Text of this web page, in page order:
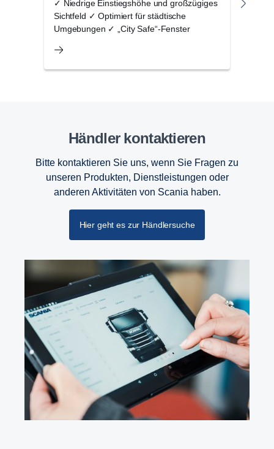
✓ Niedrige Einstiegshöhe und großzügiges
Sichtfeld ✓ Optimiert für städtische
Umgebungen ✓ „City Safe“-Fenster
Händler kontak­tieren
Bitte kontaktieren Sie uns, wenn Sie Fragen zu
unseren Produkten, Dienstleistungen oder
anderen Aktivitäten von Scania haben.
Hier geht es zur Händlersuche